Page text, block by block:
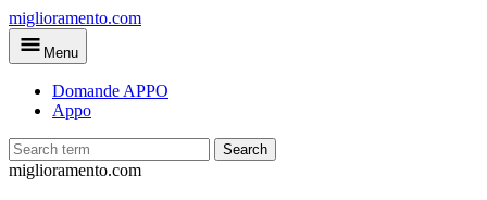
Skip
to
main
miglioramento.com
Menu
Domande APPO
Appo
Search
miglioramento.com